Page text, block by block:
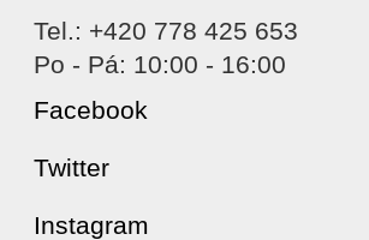
Tel.: +420 778 425 653
Po - Pá: 10:00 - 16:00
Facebook
Twitter
Instagram